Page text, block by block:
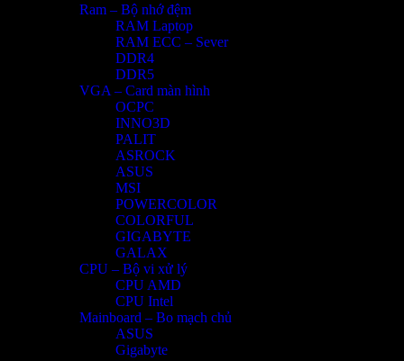
Ram – Bộ nhớ đệm
RAM Laptop
RAM ECC – Sever
DDR4
DDR5
VGA – Card màn hình
OCPC
INNO3D
PALIT
ASROCK
ASUS
MSI
POWERCOLOR
COLORFUL
GIGABYTE
GALAX
CPU – Bộ vi xử lý
CPU AMD
CPU Intel
Mainboard – Bo mạch chủ
ASUS
Gigabyte